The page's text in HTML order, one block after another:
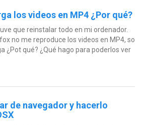
los videos en MP4 ¿Por qué?
que reinstalar todo en mi ordenador.
no me reproduce los videos en MP4, so
¿Pot qué? ¿Qué hago para poderlos ver
de navegador y hacerlo